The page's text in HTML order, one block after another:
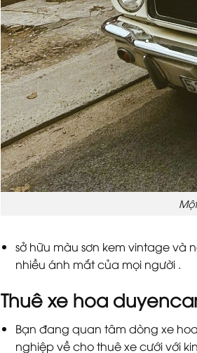
sở hữu màu sơn kem vintage và
nhiều ánh mắt của mọi người .
Thuê xe hoa
Bạn đang quan tâm dòng xe
nghiệp về cho thuê xe cưới với